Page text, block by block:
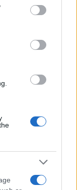
or more Google
including but
You may click to
party tags to